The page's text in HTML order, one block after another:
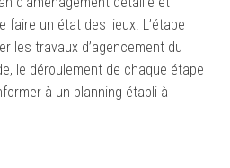
faire un état des lieux. L’étape
les travaux d’agencement du
le déroulement de chaque étape
à un planning établi à